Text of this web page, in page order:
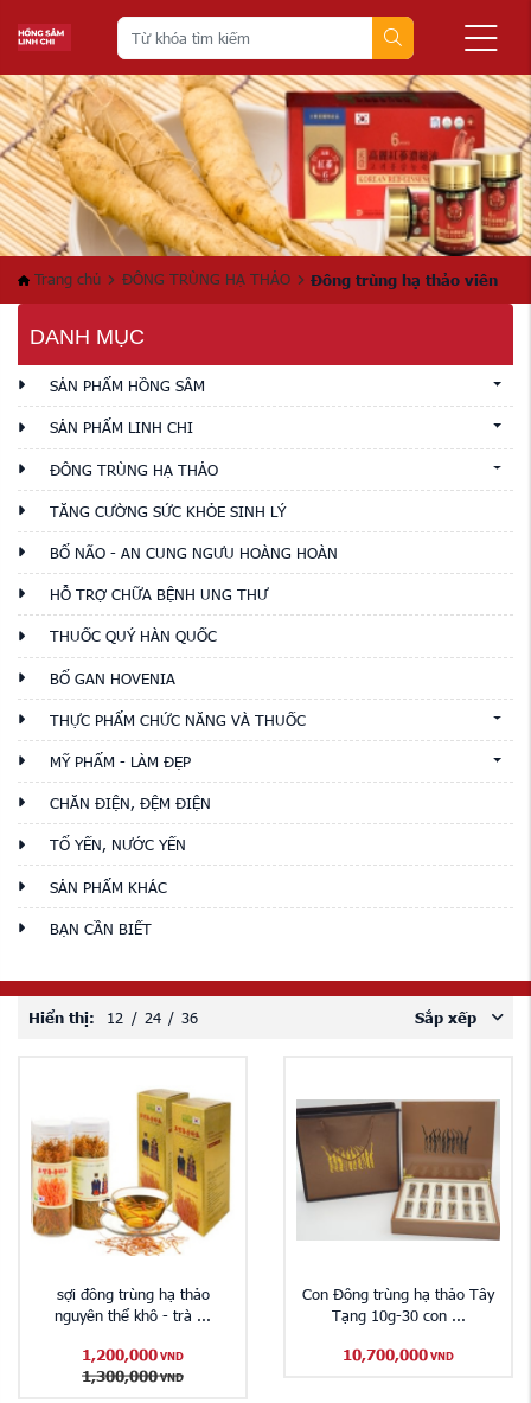
Trang chủ ĐÔNG TRÙNG HẠ THẢO Đông trùng hạ thảo viên
DANH MỤC
SẢN PHẨM HỒNG SÂM
SẢN PHẨM LINH CHI
ĐÔNG TRÙNG HẠ THẢO
TĂNG CƯỜNG SỨC KHỎE SINH LÝ
BỔ NÃO - AN CUNG NGƯU HOÀNG HOÀN
HỖ TRỢ CHỮA BỆNH UNG THƯ
THUỐC QUÝ HÀN QUỐC
BỔ GAN HOVENIA
THỰC PHẨM CHỨC NĂNG VÀ THUỐC
MỸ PHẨM - LÀM ĐẸP
CHĂN ĐIỆN, ĐỆM ĐIỆN
TỔ YẾN, NƯỚC YẾN
SẢN PHẨM KHÁC
BẠN CẦN BIẾT
Hiển thị: 12 / 24 / 36 Sắp xếp
sợi đông trùng hạ thảo
nguyên thể khô - trà ...
1,200,000 VND
1,300,000 VND
Con Đông trùng hạ thảo Tây
Tạng 10g-30 con ...
10,700,000 VND